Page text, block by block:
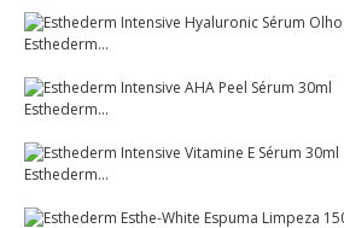
Esthederm...
Esthederm...
Esthederm...